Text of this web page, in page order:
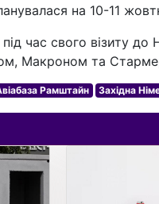
на 10-11
час свого візиту до
Макроном та
Рамштайн Західна